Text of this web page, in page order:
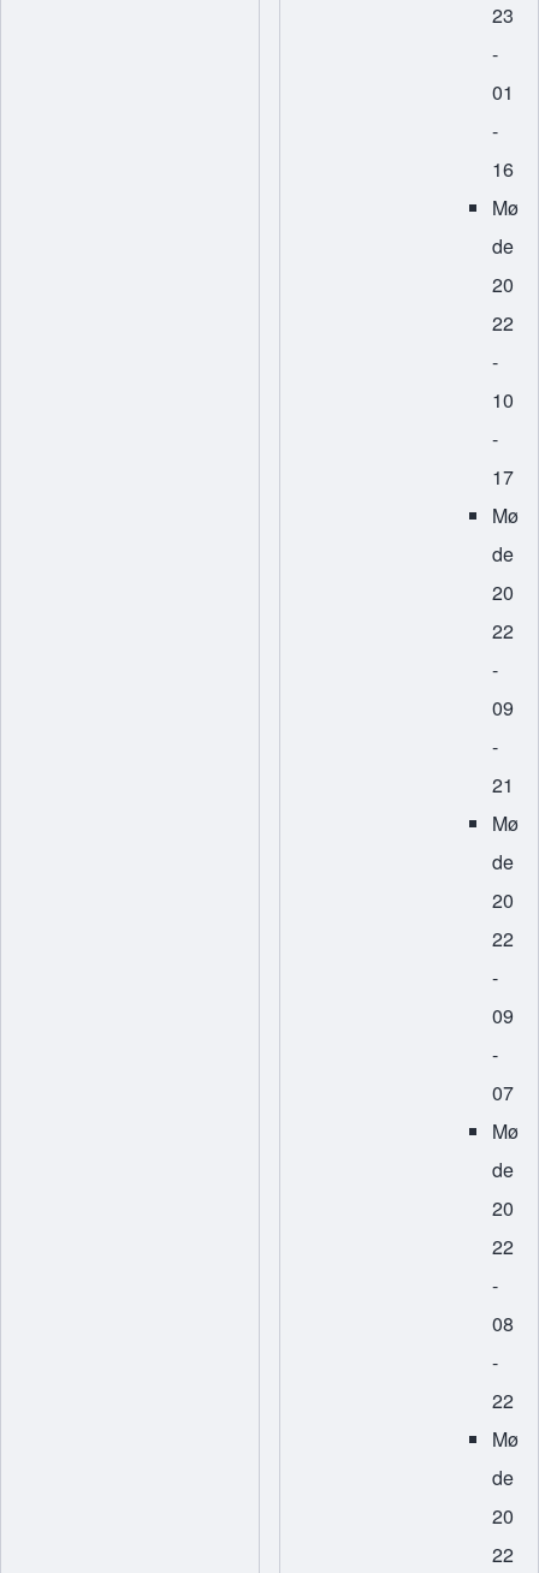
23
-
01
-
16
Mø
de
20
22
-
10
-
17
Mø
de
20
22
-
09
-
21
Mø
de
20
22
-
09
-
07
Mø
de
20
22
-
08
-
22
Mø
de
20
22